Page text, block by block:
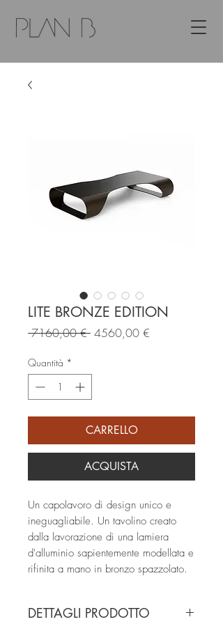
LITE BRONZE EDITION
7160,00 € Prezzo
4560,00 €
Quantità *
CARRELLO
ACQUISTA
Un capolavoro di design unico e
ineguagliabile. Un tavolino creato
dalla lavorazione di una lamiera
d'alluminio sapientemente modellata e
rifinita a mano in bronzo spazzolato.
DETTAGLI PRODOTTO